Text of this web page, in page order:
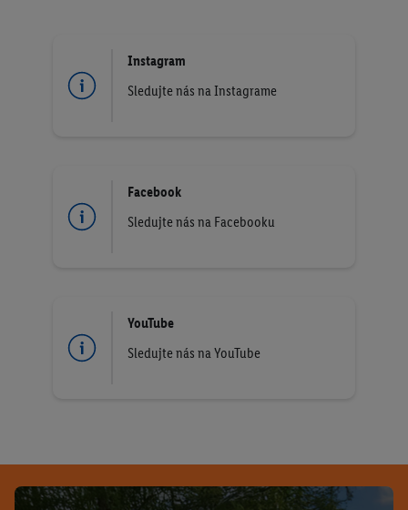
Instagram
Sledujte nás na Instagrame
Facebook
Sledujte nás na Facebooku
YouTube
Sledujte nás na YouTube